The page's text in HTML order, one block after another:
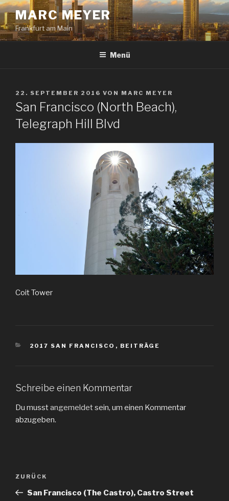
Zum
Inhalt
springen
MARC MEYER
Frankfurt am Main
Menü
VERÖFFENTLICHT
AM
22. SEPTEMBER 2016 VON MARC MEYER
San Francisco (North Beach),
Telegraph Hill Blvd
Coit Tower
KATEGORIEN
2017 SAN FRANCISCO , BEITRÄGE
Schreibe einen Kommentar
Du musstangemeldetsein, um einen Kommentar
abzugeben.
Beitragsnavigation
Vorheriger
Beitrag
ZURÜCK
San Francisco (The Castro), Castro Street